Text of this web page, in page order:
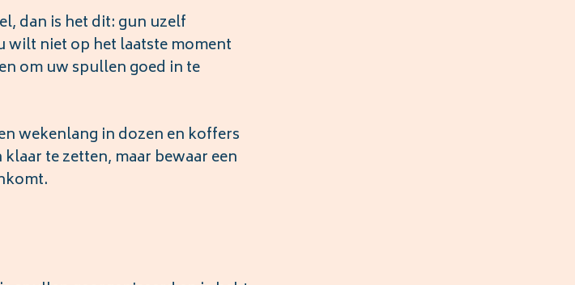
dan is het dit: gun uzelf
wilt niet op het laatste moment
om uw spullen goed in te
wekenlang in dozen en koffers
te zetten, maar bewaar een